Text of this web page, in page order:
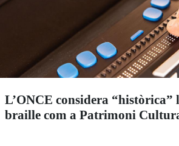
L’ONCE considera “històrica”
braille com a Patrimoni